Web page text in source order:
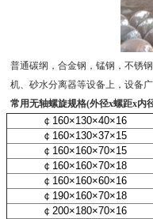
普通碳纲，合金钢，锰钢，不锈
机、砂水分离器等设备上，设备
常用无轴螺旋规格(外径x螺距x内
￠160×130×40×16
￠160×130×37×15
￠160×160×70×15
￠160×160×70×18
￠160×160×60×16
￠190×160×70×18
￠200×180×70×16